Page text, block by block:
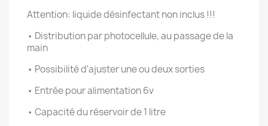
Attention: liquide désinfectant non inclus !!!
• Distribution par photocellule, au passage de la
main
• Possibilité d'ajuster une ou deux sorties
• Entrée pour alimentation 6v
• Capacité du réservoir de 1 litre